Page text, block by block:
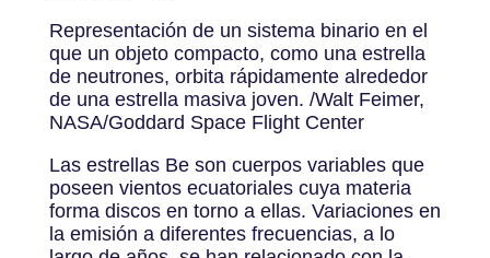
Representación de un sistema binario en el
que un objeto compacto, como una estrella
de neutrones, orbita rápidamente alrededor
de una estrella masiva joven. /Walt Feimer,
NASA/Goddard Space Flight Center
Las estrellas Be son cuerpos variables que
poseen vientos ecuatoriales cuya materia
forma discos en torno a ellas. Variaciones en
la emisión a diferentes frecuencias, a lo